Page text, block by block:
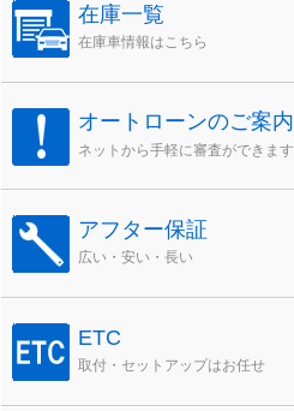
在庫一覧
在庫車情報はこちら
オートローンのご案内
ネットから手軽に審査ができます
アフター保証
広い・安い・長い
ETC
取付・セットアップはお任せ